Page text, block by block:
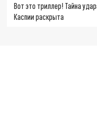
Вот это триллер! Тайна
Каспии раскрыта